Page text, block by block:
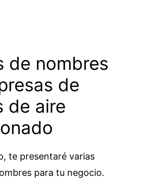
de nombres
de
de aire
te presentaré varias
para tu negocio.